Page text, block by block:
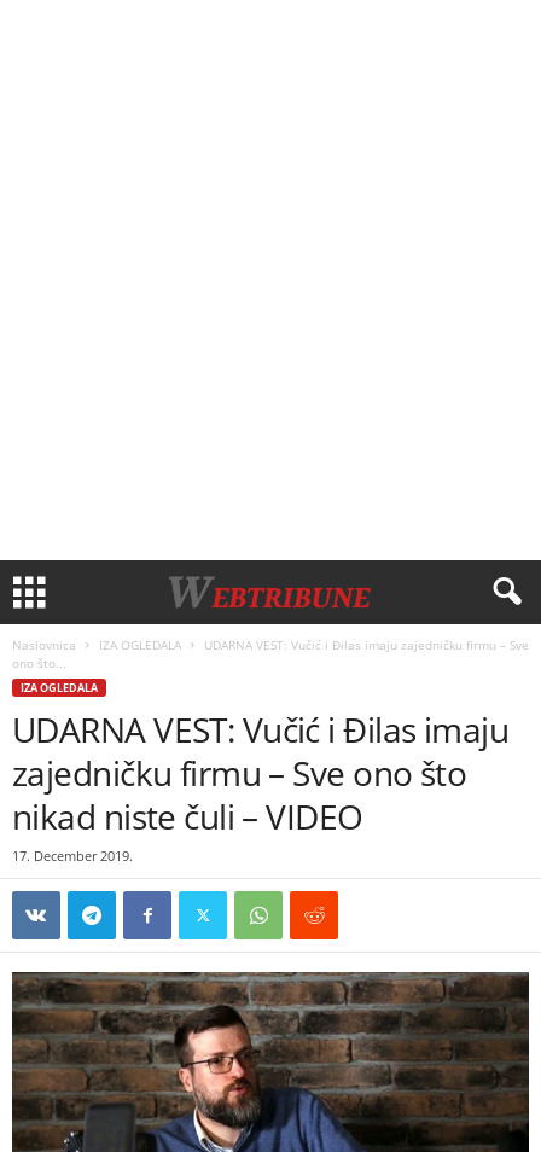
Naslovnica IZA OGLEDALA
UDARNA VEST: Vučić i Đilas imaju zajedničku firmu – Sve
ono što...
IZA OGLEDALA
UDARNA VEST: Vučić i Đilas imaju
zajedničku firmu – Sve ono što
nikad niste čuli – VIDEO
17. December 2019.